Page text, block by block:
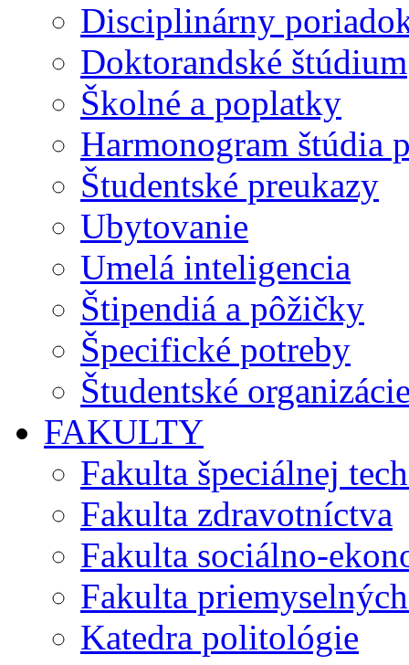
Disciplinárny
Doktorandské štúdium
Školné a poplatky
Harmonogram štúdia
Študentské preukazy
Ubytovanie
Umelá inteligencia
Štipendiá a pôžičky
Špecifické potreby
Študentské
FAKULTY
Fakulta špeciálnej
Fakulta zdravotníctva
Fakulta sociálno-
Fakulta
Katedra politológie